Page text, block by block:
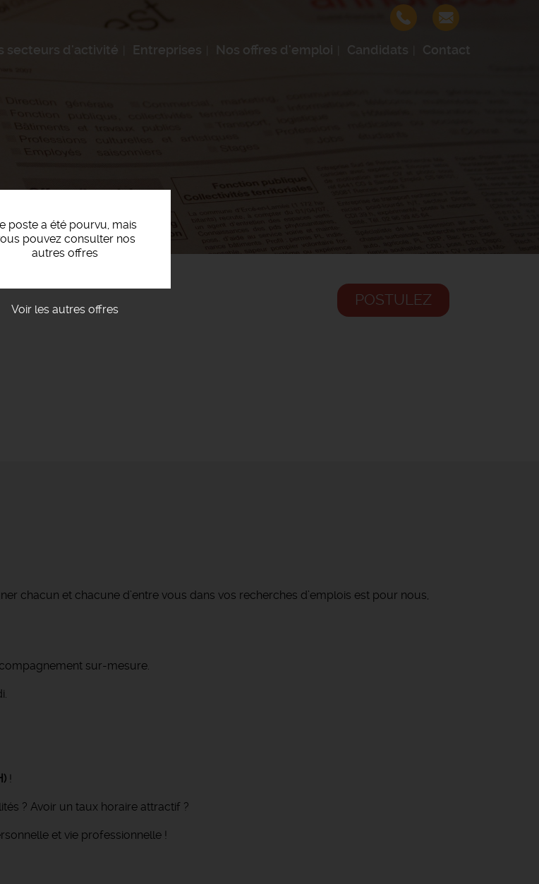
secteurs d'activité Entreprises Nos offres d'emploi Candidats Contact
poste a été pourvu, mais
pouvez consulter nos
autres offres
Voir les autres offres
POSTULEZ
chacun et chacune d’entre vous dans vos recherches d’emplois est pour nous,
sur-mesure.
!
? Avoir un taux horaire attractif ?
et vie professionnelle !